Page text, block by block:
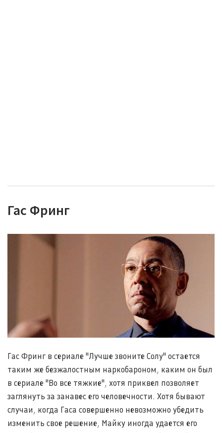
Гас Фринг
Гас Фринг в сериале "Лучше звоните Солу" остается
таким же безжалостным наркобароном, каким он был
в сериале "Во все тяжкие", хотя приквел позволяет
заглянуть за занавес его человечности. Хотя бывают
случаи, когда Гаса совершенно невозможно убедить
изменить свое решение, Майку иногда удается его